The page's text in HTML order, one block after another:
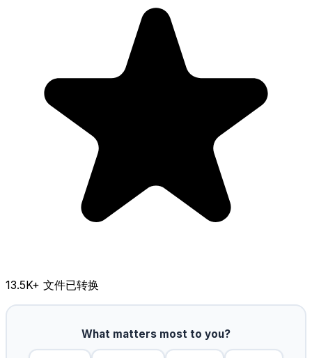
13.5K+ 文件已转换
What matters most to you?